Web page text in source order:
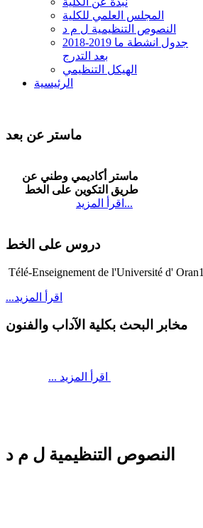
المجلس العلمي للكلية
النصوص التنظيمية ل م د
2018-2019 جدول انشطة ما
بعد التدرج
الهيكل التنظيمي
الرئيسية
ماستر عن بعد
ماستر أكاديمي وطني عن
طريق التكوين على الخط
... اقرأ المزيد
دروس على الخط
Télé-Enseignement de l'Université d' Oran1
...اقرأ المزيد
مخابر البحث بكلية الآداب والفنون
...
النصوص التنظيمية ل م د